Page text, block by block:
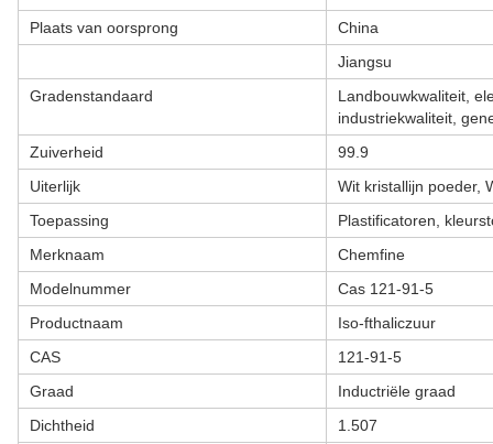
Plaats van oorsprong
China
Jiangsu
Gradenstandaard
Landbouwkwaliteit,
industriekwaliteit,
Zuiverheid
99.9
Uiterlijk
Wit kristallijn poeder,
Toepassing
Plastificatoren,
Merknaam
Chemfine
Modelnummer
Cas 121-91-5
Productnaam
Iso-fthaliczuur
CAS
121-91-5
Graad
Inductriële graad
Dichtheid
1.507